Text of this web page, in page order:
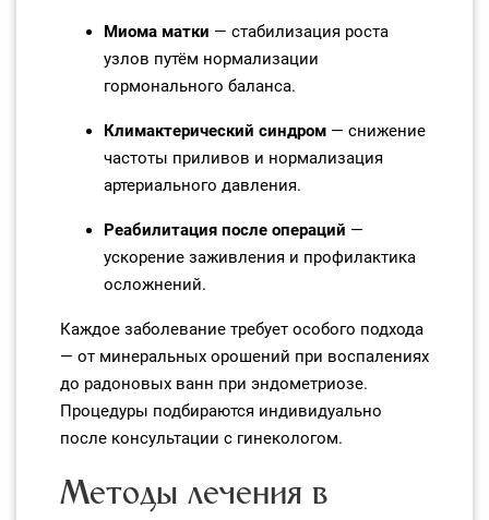
Миома матки — стабилизация роста
узлов путём нормализации
гормонального баланса.
Климактерический синдром — снижение
частоты приливов и нормализация
артериального давления.
Реабилитация после операций —
ускорение заживления и профилактика
осложнений.
Каждое заболевание требует особого подхода
— от минеральных орошений при воспалениях
до радоновых ванн при эндометриозе.
Процедуры подбираются индивидуально
после консультации с гинекологом.
Методы лечения в